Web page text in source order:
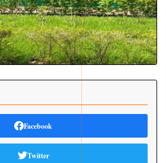
Facebook
Twitter